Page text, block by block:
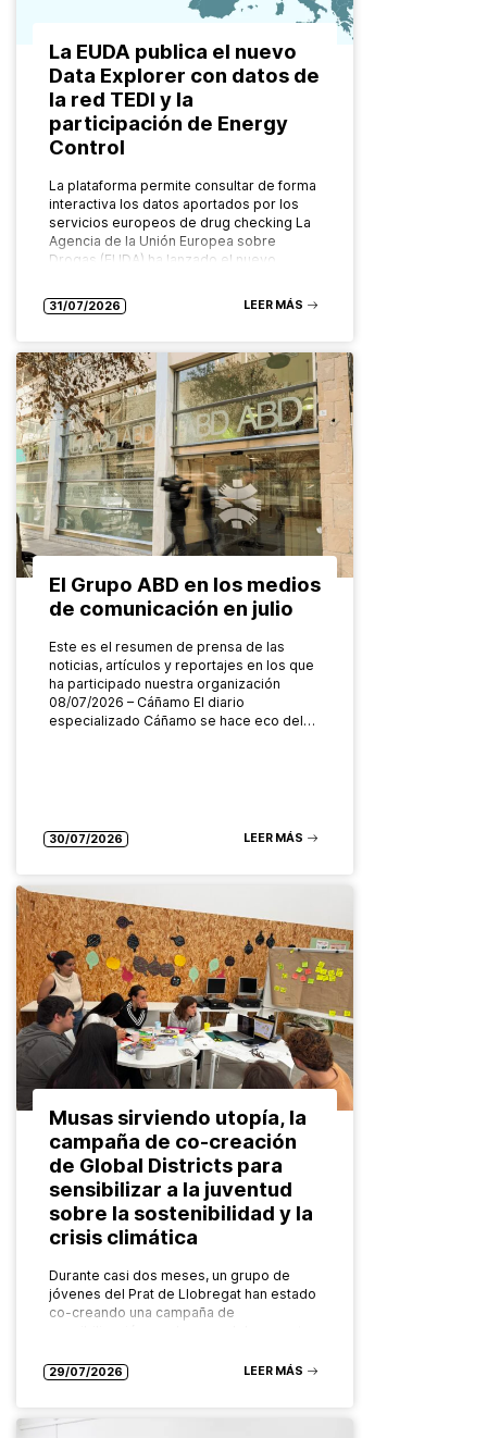
La EUDA publica el nuevo
Data Explorer con datos de
la red TEDI y la
participación de Energy
Control
La plataforma permite consultar de forma
interactiva los datos aportados por los
servicios europeos de drug checking La
Agencia de la Unión Europea sobre
Drogas (EUDA) ha lanzado el nuevo…
31/07/2026 LEER MÁS
El Grupo ABD en los medios
de comunicación en julio
Este es el resumen de prensa de las
noticias, artículos y reportajes en los que
ha participado nuestra organización
08/07/2026 – Cáñamo El diario
especializado Cáñamo se hace eco del…
30/07/2026 LEER MÁS
Musas sirviendo utopía, la
campaña de co-creación
de Global Districts para
sensibilizar a la juventud
sobre la sostenibilidad y la
crisis climática
Durante casi dos meses, un grupo de
jóvenes del Prat de Llobregat han estado
co-creando una campaña de
temáticas…
29/07/2026 LEER MÁS